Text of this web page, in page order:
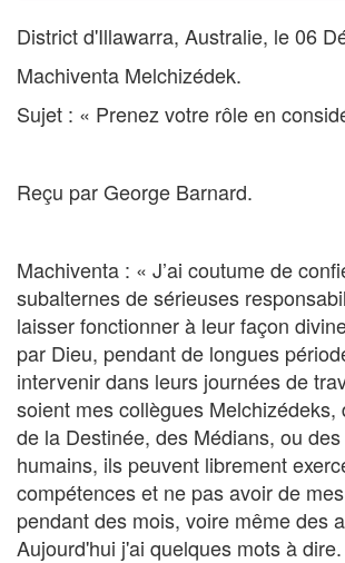
District d'Illawarra, Australie, le 06
Machiventa Melchizédek.
Sujet : « Prenez votre rôle en
Reçu par George Barnard.
Machiventa : « J’ai coutume de
subalternes de sérieuses
laisser fonctionner à leur façon
par Dieu, pendant de longues
intervenir dans leurs journées de
soient mes collègues Melchizédeks,
de la Destinée, des Médians, ou
humains, ils peuvent librement
compétences et ne pas avoir de
pendant des mois, voire même des
Aujourd'hui j'ai quelques mots à dire.